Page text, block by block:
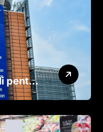
pentru